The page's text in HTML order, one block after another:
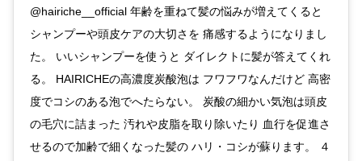
@hairiche__official 年齢を重ねて髪の悩みが増えてくると
シャンプーや頭皮ケアの大切さを 痛感するようになりまし
た。 いいシャンプーを使うと ダイレクトに髪が答えてくれ
る。 HAIRICHEの高濃度炭酸泡は フワフワなんだけど 高密
度でコシのある泡でへたらない。 炭酸の細かい気泡は頭皮
の毛穴に詰まった 汚れや皮脂を取り除いたり 血行を促進さ
せるので加齢で細くなった髪の ハリ・コシが蘇ります。 ４